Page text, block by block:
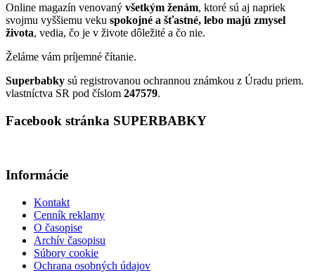
Online magazín venovaný všetkým ženám, ktoré sú aj napriek
svojmu vyššiemu veku spokojné a šťastné, lebo majú zmysel
života, vedia, čo je v živote dôležité a čo nie.
Želáme vám príjemné čítanie.
Superbabky sú registrovanou ochrannou známkou z Úradu priem.
vlastníctva SR pod číslom 247579.
Facebook stránka SUPERBABKY
Informácie
Kontakt
Cenník reklamy
O časopise
Archív časopisu
Súbory cookie
Ochrana osobných údajov